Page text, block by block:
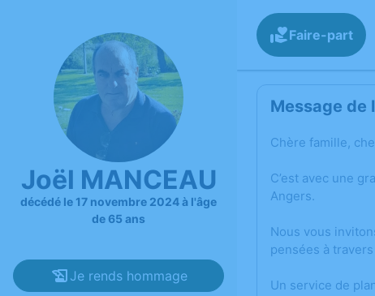
Joël MANCEAU
décédé le 17 novembre 2024 à l'âge
de 65 ans
Je rends hommage
Faire-part
Message de
Chère famille,
C’est avec une
Angers.
Nous vous
pensées à
Un service de